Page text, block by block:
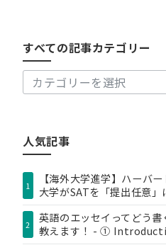
すべての記事カテゴリー
記
事
ー
人気記事
1
【海外大学進学】ハーバ
大学がSATを「提出任意」
2
英語のエッセイってどう
教えます！ - ①